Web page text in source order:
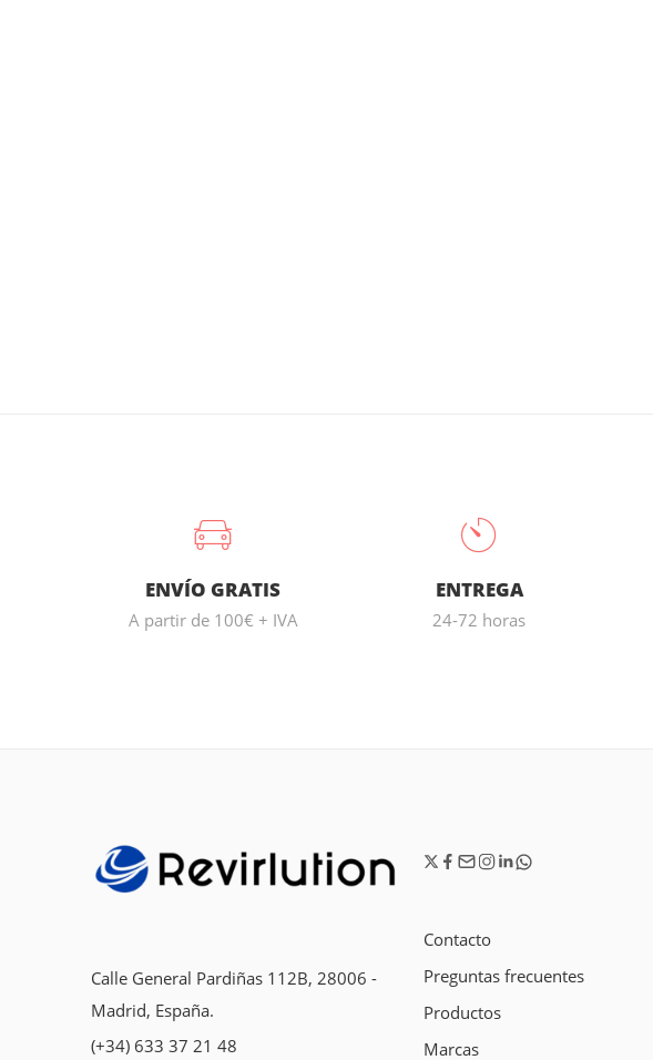
ENVÍO GRATIS
A partir de 100€ + IVA
ENTREGA
24-72 horas
Calle General Pardiñas 112B, 28006 -
Madrid, España.
(+34) 633 37 21 48
Contacto
Preguntas frecuentes
Productos
Marcas